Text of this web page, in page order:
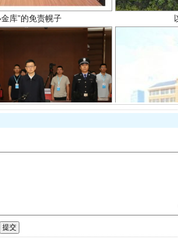
！段成刚被判无期 从幼